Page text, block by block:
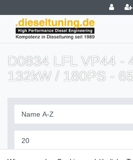
D0834 LFL VP44 -
132kW / 180PS -